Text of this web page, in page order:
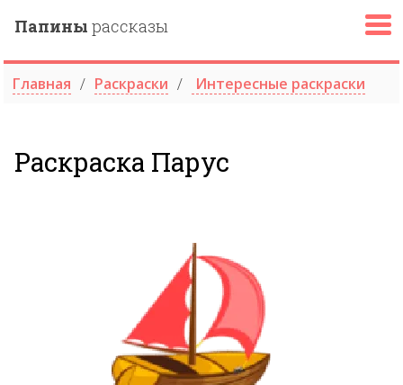
Папины рассказы
Главная Раскраски Интересные раскраски
Раскраска Парус